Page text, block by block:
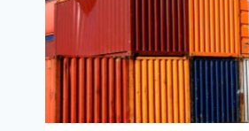
OPÉRATIONS
DOUANIÈRES
DES
PLATEAUX